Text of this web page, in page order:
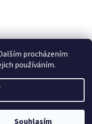
procházením
používáním.
Souhlasím
. Všechna práva